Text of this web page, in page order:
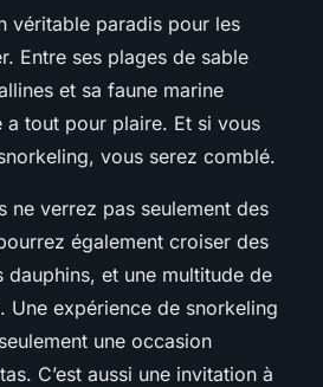
véritable paradis pour les
Entre ses plages de sable
et sa faune marine
a tout pour plaire. Et si vous
vous serez comblé.
ne verrez pas seulement des
également croiser des
dauphins, et une multitude de
Une expérience de snorkeling
une occasion
C’est aussi une invitation à